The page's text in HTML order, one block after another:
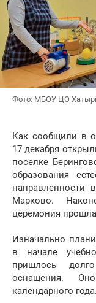
Фото: МБОУ ЦО
Как сообщили в
17 декабря
поселке
образования
направленности
Марково.
церемония
Изначально
в начале
пришлось
оснащения.
календарного года.